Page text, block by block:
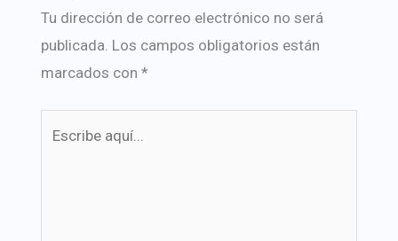
Tu dirección de correo electrónico no será
publicada. Los campos obligatorios están
marcados con *